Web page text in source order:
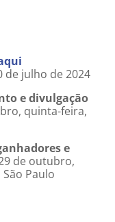
de julho de 2024
e divulgação
quinta-feira,
e
de outubro,
Paulo